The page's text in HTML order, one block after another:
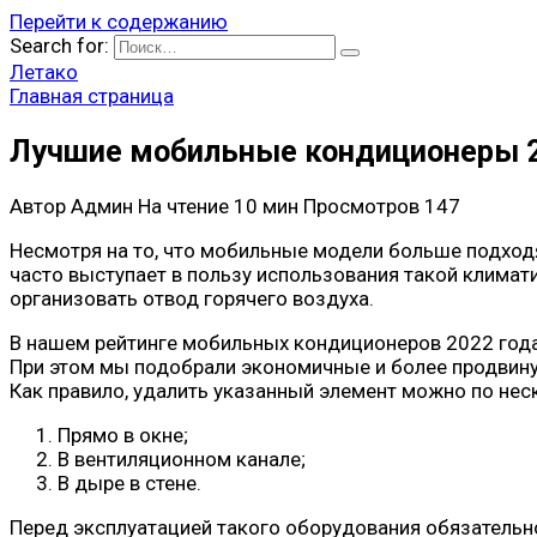
Перейти к содержанию
Search for:
Летако
Главная страница
Лучшие мобильные кондиционеры
Автор Админ На чтение 10 мин Просмотров 147
Несмотря на то, что мобильные модели больше
часто выступает в пользу использования такой
организовать отвод горячего воздуха.
В нашем рейтинге мобильных кондиционеров 2022
При этом мы подобрали экономичные и более
Как правило, удалить указанный элемент можно по
Прямо в окне;
В вентиляционном канале;
В дыре в стене.
Перед эксплуатацией такого оборудования